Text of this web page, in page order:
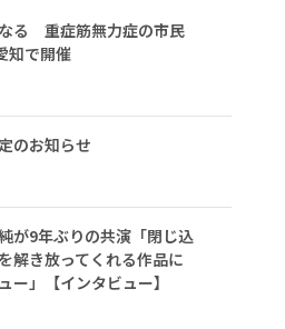
る 重症筋無力症の市民
知で開催
のお知らせ
が9年ぶりの共演「閉じ込
解き放ってくれる作品に
」【インタビュー】